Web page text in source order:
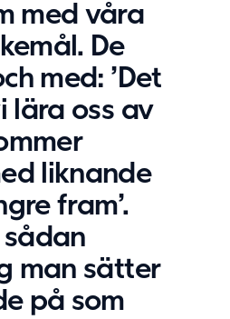
med våra
De
med: ’Det
lära oss av
liknande
fram’.
sådan
man sätter
på som